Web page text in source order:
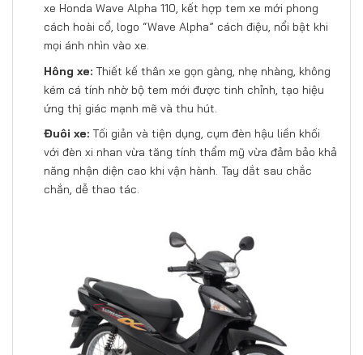
xe Honda Wave Alpha 110, kết hợp tem xe mới phong
cách hoài cổ, logo “Wave Alpha” cách điệu, nổi bật khi
mọi ánh nhìn vào xe.
Hông xe: Thiết kế thân xe gọn gàng, nhẹ nhàng, không
kém cá tính nhờ bộ tem mới được tinh chỉnh, tạo hiệu
ứng thị giác mạnh mẽ và thu hút.
Đuôi xe: Tối giản và tiện dụng, cụm đèn hậu liền khối
với đèn xi nhan vừa tăng tính thẩm mỹ vừa đảm bảo khả
năng nhận diện cao khi vận hành. Tay dắt sau chắc
chắn, dễ thao tác.